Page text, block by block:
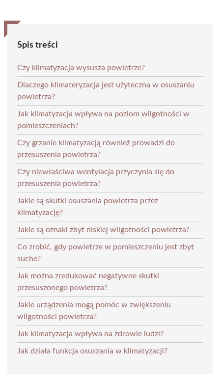
Spis treści
Czy klimatyzacja wysusza powietrze?
Dlaczego klimateryzacja jest użyteczna w osuszaniu
powietrza?
Jak klimatyzacja wpływa na poziom wilgotności w
pomieszczeniach?
Czy grzanie klimatyzacją również prowadzi do
przesuszenia powietrza?
Czy niewłaściwa wentylacja przyczynia się do
przesuszenia powietrza?
Jakie są skutki osuszania powietrza przez
klimatyzację?
Jakie są oznaki zbyt niskiej wilgotności powietrza?
Co zrobić, gdy powietrze w pomieszczeniu jest zbyt
suche?
Jak można zredukować negatywne skutki
przesuszonego powietrza?
Jakie urządzenia mogą pomóc w zwiększeniu
wilgotności powietrza?
Jak klimatyzacja wpływa na zdrowie ludzi?
Jak działa funkcja osuszania w klimatyzacji?